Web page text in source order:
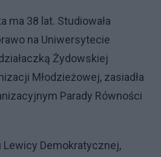
ma 38 lat. Studiowała
na Uniwersytecie
Żydowskiej
Młodzieżowej, zasiadła
Parady Równości
Lewicy Demokratycznej,